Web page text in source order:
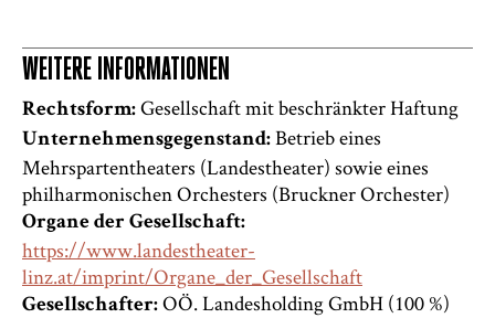
WEITERE INFORMATIONEN
Rechtsform: Gesellschaft mit beschränkter Haftung
Unternehmensgegenstand: Betrieb eines
Mehrspartentheaters (Landestheater) sowie eines
philharmonischen Orchesters (Bruckner Orchester)
Organe der Gesellschaft:
https://www.landestheater-
linz.at/imprint/Organe_der_Gesellschaft
Gesellschafter: OÖ. Landesholding GmbH (100 %)